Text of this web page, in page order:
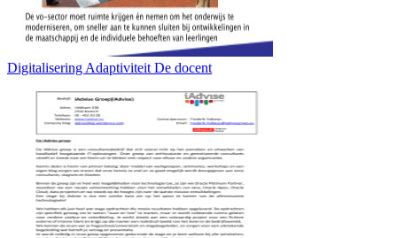
Digitalisering Adaptiviteit De docent